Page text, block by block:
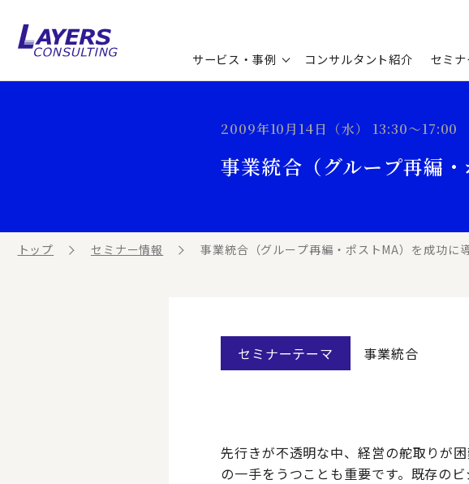
サービス・事例 コンサルタント紹介 セミナ
コンサルティングサービス
コンサルティング事例
セミナー情報
最新ソリューション
ビジネステーマ解説集
2009年10月14日（水） 13:30～17:00
事業統合（グループ再編
トップ セミナー情報 事業統合（グループ再編・ポストMA）を成功に
セミナーテーマ 事業統合
先行きが不透明な中、経営の舵取りが
の一手をうつことも重要です。既存の